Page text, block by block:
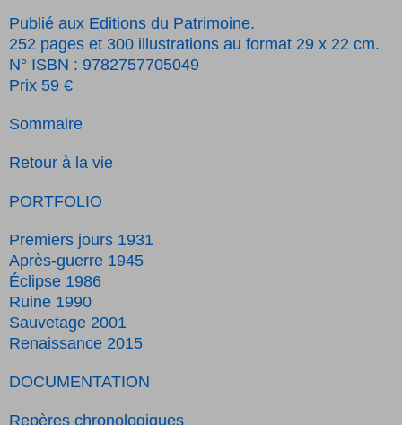
Publié aux Editions du Patrimoine.
252 pages et 300 illustrations au format 29 x 22 cm.
N° ISBN : 9782757705049
Prix 59 €
Sommaire
Retour à la vie
PORTFOLIO
Premiers jours 1931
Après-guerre 1945
Éclipse 1986
Ruine 1990
Sauvetage 2001
Renaissance 2015
DOCUMENTATION
Repères chronologiques